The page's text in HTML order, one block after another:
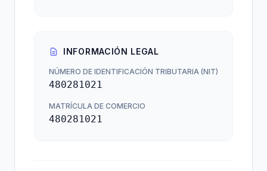
INFORMACIÓN LEGAL
NÚMERO DE IDENTIFICACIÓN TRIBUTARIA (NIT)
480281021
MATRÍCULA DE COMERCIO
480281021